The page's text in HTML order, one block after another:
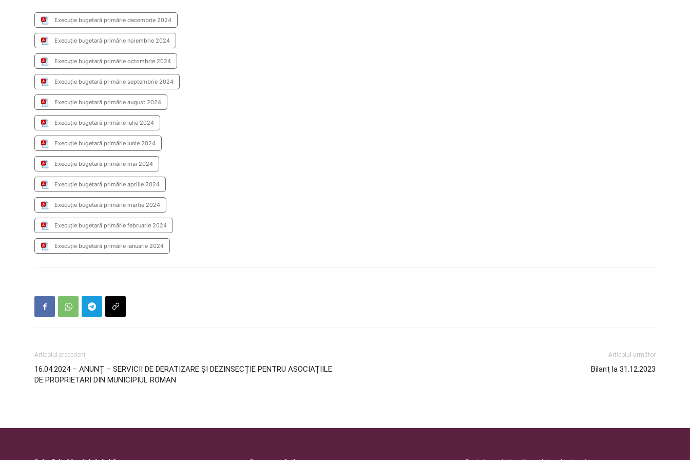
Execuție bugetară primărie decembrie 2024
Execuție bugetară primărie noiembrie 2024
Execuție bugetară primărie octombrie 2024
Execuție bugetară primărie septembrie 2024
Execuție bugetară primărie august 2024
Execuție bugetară primărie iulie 2024
Execuție bugetară primărie iunie 2024
Execuție bugetară primărie mai 2024
Execuție bugetară primărie aprilie 2024
Execuție bugetară primărie martie 2024
Execuție bugetară primărie februarie 2024
Execuție bugetară primărie ianuarie 2024
Articolul precedent
16.04.2024 – ANUNȚ – SERVICII DE DERATIZARE ȘI DEZINSECȚIE PENTRU ASOCIAȚIILE
DE PROPRIETARI DIN MUNICIPIUL ROMAN
Articolul următor
Bilanț la 31.12.2023